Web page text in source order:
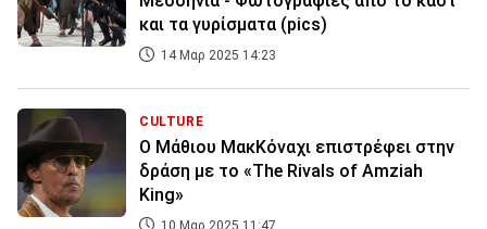
και τα γυρίσματα (pics)
14 Μαρ 2025 14:23
CULTURE
Ο Μάθιου ΜακΚόναχι επιστρέφει στην
δράση με το «The Rivals of Amziah
King»
10 Μαρ 2025 11:47